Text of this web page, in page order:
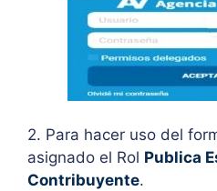
2. Para hacer uso del
asignado el Rol Publica
Contribuyente.